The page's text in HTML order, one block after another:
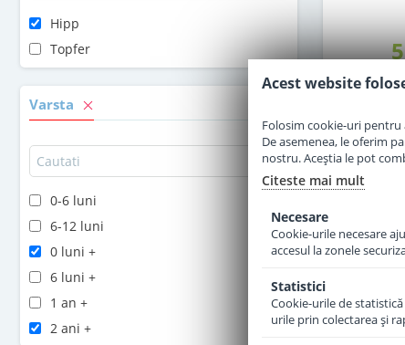
Hipp
Topfer
Varsta
0-6 luni
6-12 luni
0 luni +
6 luni +
1 an +
2 ani +
Acest website
Folosim cookie-uri
De asemenea, le oferim
nostru. Aceștia le pot
Citeste mai mult
Necesare
Cookie-urile necesare
accesul la zonele
Statistici
Cookie-urile de
urile prin colectarea şi